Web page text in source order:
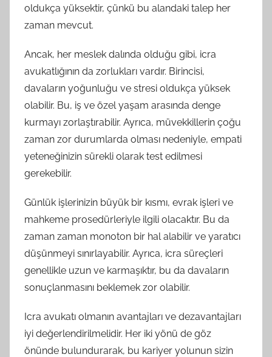
oldukça yüksektir, çünkü bu alandaki talep her
zaman mevcut.
Ancak, her meslek dalında olduğu gibi, icra
avukatlığının da zorlukları vardır. Birincisi,
davaların yoğunluğu ve stresi oldukça yüksek
olabilir. Bu, iş ve özel yaşam arasında denge
kurmayı zorlaştırabilir. Ayrıca, müvekkillerin çoğu
zaman zor durumlarda olması nedeniyle, empati
yeteneğinizin sürekli olarak test edilmesi
gerekebilir.
Günlük işlerinizin büyük bir kısmı, evrak işleri ve
mahkeme prosedürleriyle ilgili olacaktır. Bu da
zaman zaman monoton bir hal alabilir ve yaratıcı
düşünmeyi sınırlayabilir. Ayrıca, icra süreçleri
genellikle uzun ve karmaşıktır, bu da davaların
sonuçlanmasını beklemek zor olabilir.
Icra avukatı olmanın avantajları ve dezavantajları
iyi değerlendirilmelidir. Her iki yönü de göz
önünde bulundurarak, bu kariyer yolunun sizin